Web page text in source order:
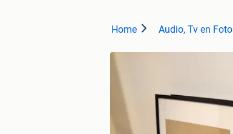
Home Audio, Tv en Foto